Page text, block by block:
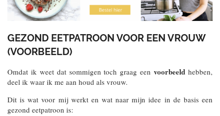
GEZOND EETPATROON VOOR EEN VROUW
(VOORBEELD)
Omdat ik weet dat sommigen toch graag eenvoorbeeld hebben,
deel ik waar ik me aan houd als vrouw.
Dit is wat voor mij werkt en wat naar mijn idee in de basis een
gezond eetpatroon is: